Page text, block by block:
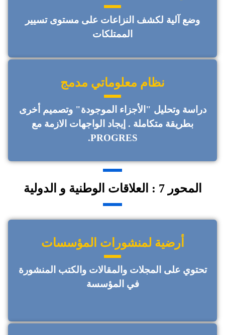
وضع آلية لكشف النزاعات على مستوى تسيير
الممتلكات
نظام معلوماتي مدمج
دراسة وتحليل "الأجزاء الموجودة" وتصميم أخرى
بطريقة متكاملة . إيجاد الواجهات الازمة مع
PROGRES.
المحور 7 : العلاقات الوطنية و الدولية
أرضية لمنشورات المؤسسات
تحتوي على المجلات والمقالات والكتب المنشورة
في المؤسسة